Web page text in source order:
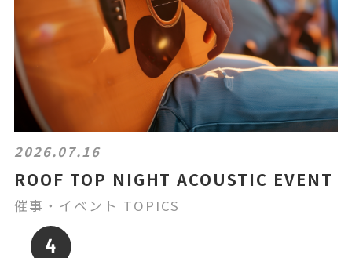
2026.07.16
ROOF TOP NIGHT ACOUSTIC EVENT
催事・イベント TOPICS